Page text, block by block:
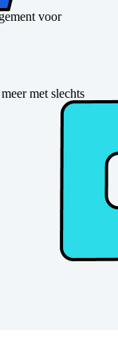
voor
met slechts